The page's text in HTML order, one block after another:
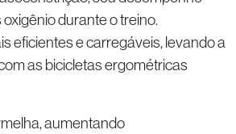
durante o treino.
eficientes e carregáveis, levando a
as bicicletas ergométricas
aumentando